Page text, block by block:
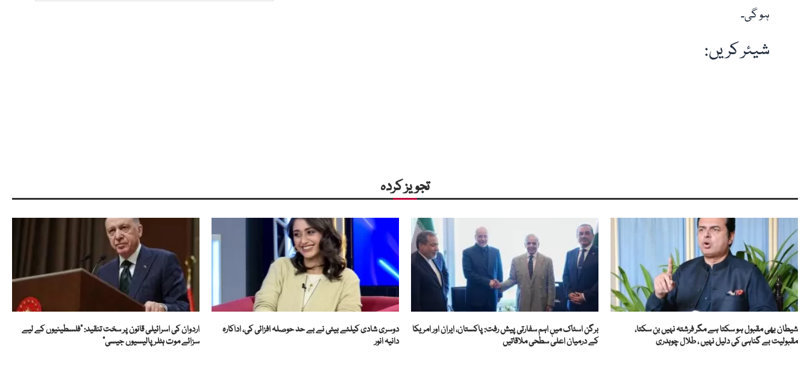
ہو گی۔
شیئر کریں:
تجویز کردہ
شیطان بھی مقبول ہو سکتا ہے مگر فرشتہ نہیں بن سکتا،
مقبولیت بے گناہی کی دلیل نہیں ، طلال چوہدری
برگن اسٹاک میں اہم سفارتی پیش رفت: پاکستان، ایران اور امریکا
کے درمیان اعلیٰ سطحی ملاقاتیں
دوسری شادی کیلئے بیٹی نے بے حد حوصلہ افزائی کی، اداکارہ
دانیہ انور
اردوان کی اسرائیلی قانون پر سخت تنقید: “فلسطینیوں کے لیے
سزائے موت ہٹلر پالیسیوں جیسی”